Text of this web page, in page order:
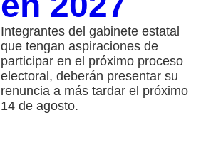
Integrantes del gabinete estatal
que tengan aspiraciones de
participar en el próximo proceso
electoral, deberán presentar su
renuncia a más tardar el próximo
14 de agosto.